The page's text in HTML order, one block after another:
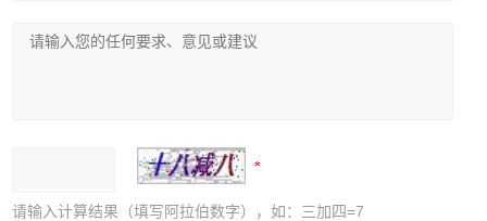
请输入计算结果（填写阿拉伯数字），如：三加四=7